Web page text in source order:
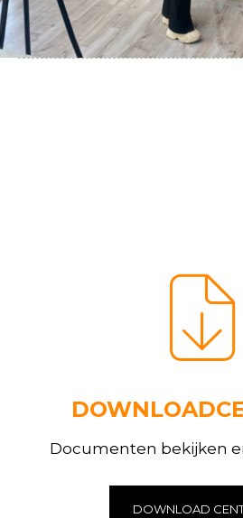
Documenten bekijken
DOWNLOAD